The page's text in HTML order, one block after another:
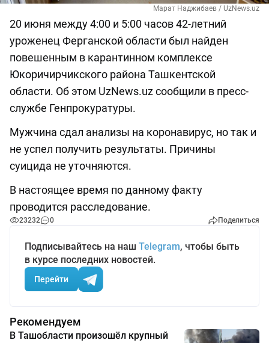
Марат Наджибаев / UzNews.uz
20 июня между 4:00 и 5:00 часов 42-летний
уроженец Ферганской области был найден
повешенным в карантинном комплексе
Юкоричирчикского района Ташкентской
области. Об этом UzNews.uz сообщили в пресс-
службе Генпрокуратуры.
Мужчина сдал анализы на коронавирус, но так и
не успел получить результаты. Причины
суицида не уточняются.
В настоящее время по данному факту
проводится расследование.
23232 0 Поделиться
Подписывайтесь на наш Telegram, чтобы быть
в курсе последних новостей.
Перейти
Рекомендуем
В Ташобласти произошёл крупный